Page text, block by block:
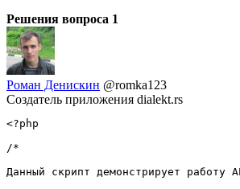
Решения вопроса 1
Роман Денискин @romka123
Создатель приложения dialekt.rs
<?php
/*
Данный скрипт демонстрирует работу